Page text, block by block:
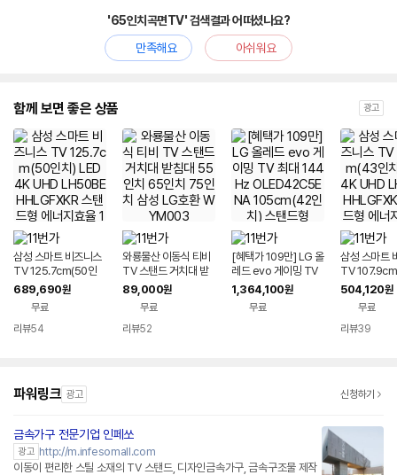
'65인치곡면TV' 검색결과 어떠셨나요?
만족해요
아쉬워요
함께 보면 좋은 상품 광고
삼성 스마트 비즈니스
TV 125.7cm(50인
치) LED 4K UHD LH
50BEHHLGFXKR 스
탠드형 에너지효율 1등
급 WiFi
689,690원
무료
리뷰54
와룡물산 이동식 티비
TV 스탠드 거치대 받
침대 55인치 65인치
75인치 삼성 LG호환
WYM003
89,000원
무료
리뷰52
[혜택가 109만] LG 올
레드 evo 게이밍 TV
최대 144Hz OLED4
2C5ENA 105cm(4
2인치) 스탠드형
1,364,100원
무료
삼성 스마트
TV
치) LED 4K
탠드형 에너
급 WiFi
504,120원
무료
리뷰39
파워링크 광고 신청하기
금속가구 전문기업 인페쏘
광고 http://m.infesomall.com
이동이 편리한 스틸 소재의 TV 스탠드, 디자인금속가구, 금속구조물 제작